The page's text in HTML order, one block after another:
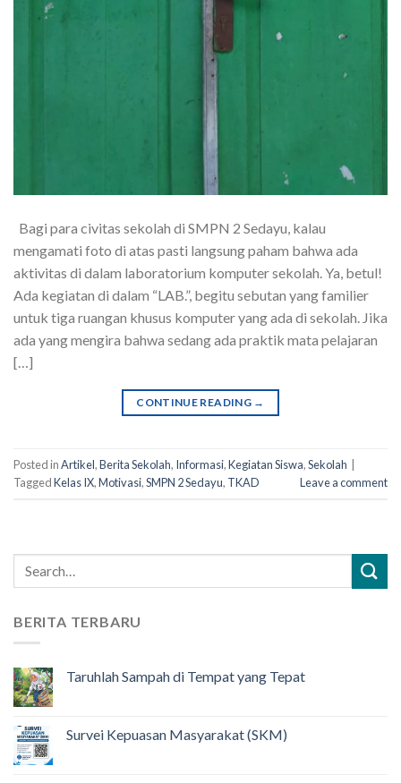
Bagi para civitas sekolah di SMPN 2 Sedayu, kalau
mengamati foto di atas pasti langsung paham bahwa ada
aktivitas di dalam laboratorium komputer sekolah. Ya, betul!
Ada kegiatan di dalam “LAB.”, begitu sebutan yang familier
untuk tiga ruangan khusus komputer yang ada di sekolah. Jika
ada yang mengira bahwa sedang ada praktik mata pelajaran
[…]
CONTINUE READING →
Posted inArtikel,Berita Sekolah, Informasi,Kegiatan Siswa,Sekolah
TaggedKelas IX,Motivasi,SMPN 2 Sedayu, TKAD Leave a comment
BERITA TERBARU
Taruhlah Sampah di Tempat yang Tepat
Survei Kepuasan Masyarakat (SKM)